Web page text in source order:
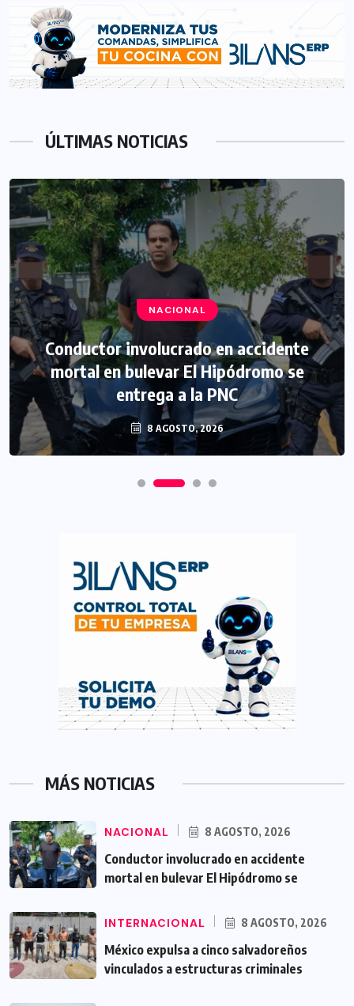
ÚLTIMAS NOTICIAS
NACIONAL
Conductor involucrado en accidente
mortal en bulevar El Hipódromo se
entrega a la PNC
8 AGOSTO, 2026
MÁS NOTICIAS
NACIONAL 8 AGOSTO, 2026
Conductor involucrado en accidente
mortal en bulevar El Hipódromo se
INTERNACIONAL 8 AGOSTO, 2026
México expulsa a cinco salvadoreños
vinculados a estructuras criminales